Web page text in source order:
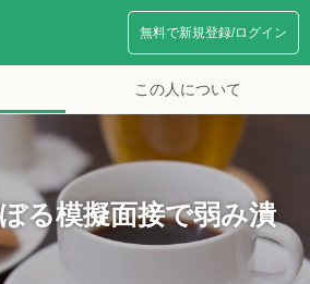
無料で新規登録/ログイン
この人について
る模擬面接で弱み潰